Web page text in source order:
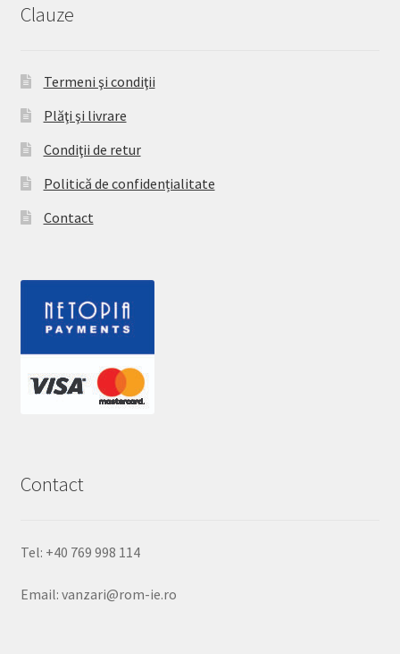
Clauze
Termeni şi condiţii
Plăţi şi livrare
Condiţii de retur
Politică de confidențialitate
Contact
Contact
Tel: +40 769 998 114
Email: vanzari@rom-ie.ro